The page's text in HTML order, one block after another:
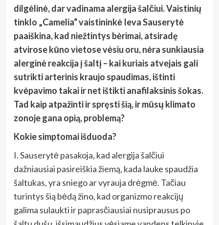
dilgėlinė, dar vadinama alergija šalčiui. Vaistinių
tinklo „Camelia“ vaistininkė Ieva Sauserytė
paaiškina, kad niežtintys bėrimai, atsiradę
atvirose kūno vietose vėsiu oru, nėra sunkiausia
alerginė reakcija į šaltį – kai kuriais atvejais gali
sutrikti arterinis kraujo spaudimas, ištinti
kvėpavimo takai ir net ištikti anafilaksinis šokas.
Tad kaip atpažinti ir spręsti šią, ir mūsų klimato
zonoje gana opią, problemą?
Kokie simptomai išduoda?
I. Sauserytė pasakoja, kad alergija šalčiui
dažniausiai pasireiškia žiemą, kada lauke spaudžia
šaltukas, yra sniego ar vyrauja drėgmė. Tačiau
turintys šią bėdą žino, kad organizmo reakcijų
galima sulaukti ir paprasčiausiai nusiprausus po